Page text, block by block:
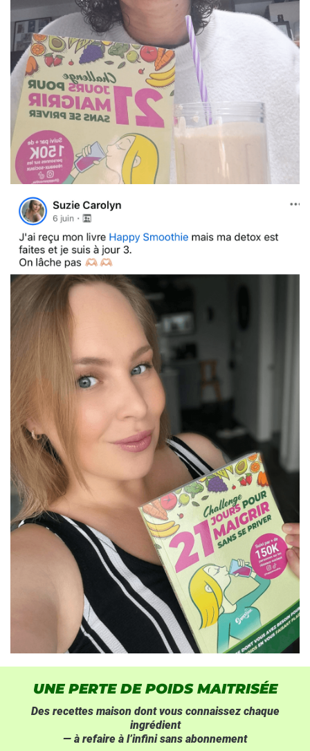
UNE PERTE DE POIDS MAITRISÉE
Des recettes maison dont vous connaissez chaque
ingrédient
— à refaire à l’infini sans abonnement